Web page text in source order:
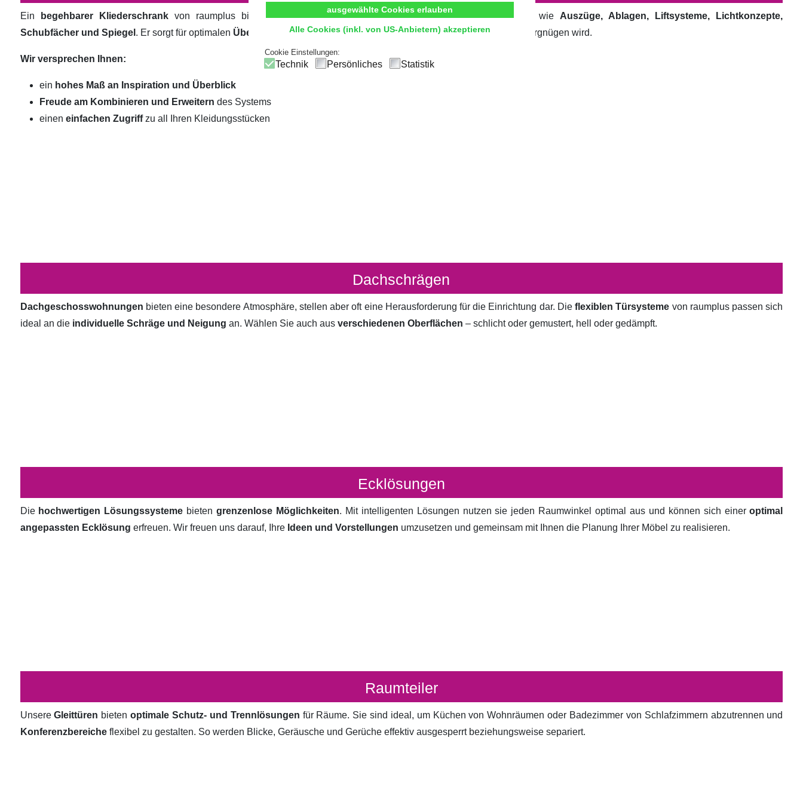
ausgewählte Cookies erlauben
Alle Cookies (inkl. von US-Anbietern) akzeptieren
Cookie Einstellungen:
Technik Persönliches Statistik
Ein begehbarer Kliederschrank von raumplus bietetKomfortundÜbersichtdurch hochwertige Innensysteme wie Auszüge, Ablagen, Liftsysteme, Lichtkonzepte,
Schubfächer und Spiegel . Er sorgt für optimalen Überblick und einfachen Zugriff, sodass die tägliche Outfitwahl zum Vergnügen wird.
Wir versprechen Ihnen:
ein hohes Maß an Inspiration und Überblick
Freude am Kombinieren und Erweitern des Systems
einen einfachen Zugriffzu all Ihren Kleidungsstücken
Dachschrägen
Dachgeschosswohnungen bieten eine besondere Atmosphäre, stellen aber oft eine Herausforderung für die Einrichtung dar. Dieflexiblen Türsysteme von raumplus passen sich
ideal an die individuelle Schräge und Neigung an. Wählen Sie auch aus verschiedenen Oberflächen – schlicht oder gemustert, hell oder gedämpft.
Ecklösungen
Die hochwertigen Lösungssysteme bietengrenzenlose Möglichkeiten. Mit intelligenten Lösungen nutzen sie jeden Raumwinkel optimal aus und können sich eineroptimal
angepassten Ecklösung erfreuen. Wir freuen uns darauf, Ihre Ideen und Vorstellungen umzusetzen und gemeinsam mit Ihnen die Planung Ihrer Möbel zu realisieren.
Raumteiler
UnsereGleittüren bietenoptimale Schutz- und Trennlösungen für Räume. Sie sind ideal, um Küchen von Wohnräumen oder Badezimmer von Schlafzimmern abzutrennen und
Konferenzbereiche flexibel zu gestalten. So werden Blicke, Geräusche und Gerüche effektiv ausgesperrt beziehungsweise separiert.